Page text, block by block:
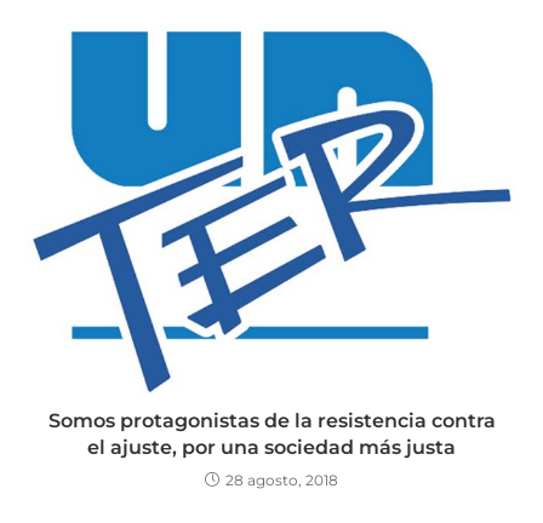
Somos protagonistas de la resistencia contra
el ajuste, por una sociedad más justa
28 agosto, 2018